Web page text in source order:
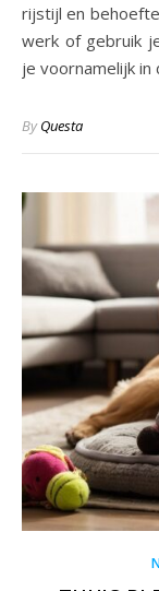
rijstijl en
werk of gebruik
je voornamelijk
ByQuesta